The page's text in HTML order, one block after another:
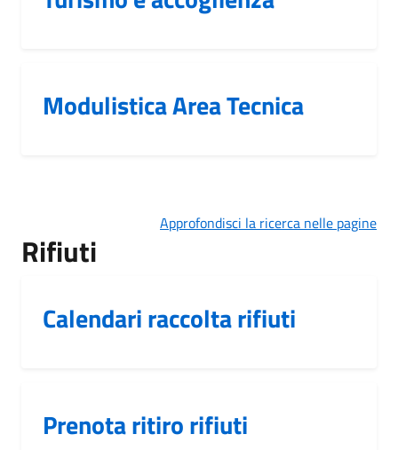
Modulistica Area Tecnica
Approfondisci la ricerca nelle pagine
Rifiuti
Calendari raccolta rifiuti
Prenota ritiro rifiuti